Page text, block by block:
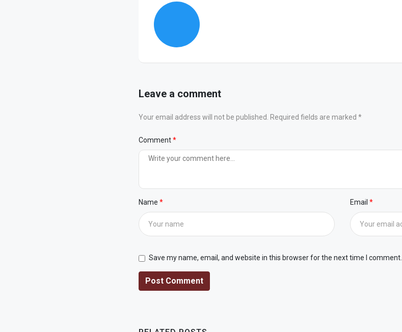
Leave a comment
Your email address will not be published. Required fields are marked *
Comment
Name Email
Save my name, email, and website in this browser for the next time I comment.
Post Comment